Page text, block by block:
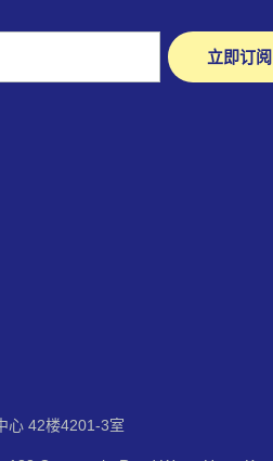
立即订阅
心 42楼4201-3室